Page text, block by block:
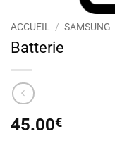
ACCUEIL / SAMSUNG
Batterie
45.00€